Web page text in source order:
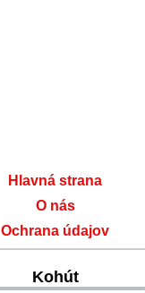
Hlavná strana
O nás
Ochrana údajov
Kohút